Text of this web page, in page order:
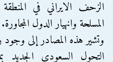
الزحف الايراني في
المسلحة وانهيار الدول المجاورة.
وتشير هذه المصادر إلى
التحول السعودي الجديد